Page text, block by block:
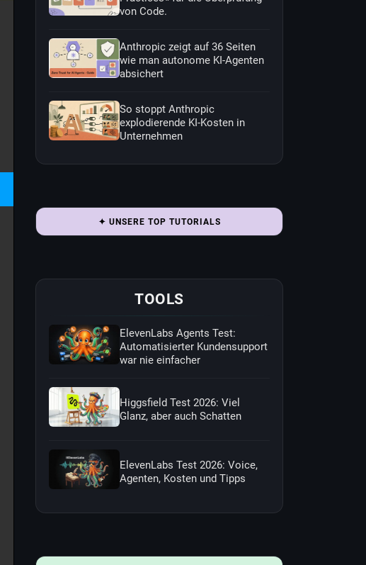
von Code.
Anthropic zeigt auf 36 Seiten
wie man autonome KI-Agenten
absichert
So stoppt Anthropic
explodierende KI-Kosten in
Unternehmen
✦ UNSERE TOP TUTORIALS
TOOLS
ElevenLabs Agents Test:
Automatisierter Kundensupport
war nie einfacher
Higgsfield Test 2026: Viel
Glanz, aber auch Schatten
ElevenLabs Test 2026: Voice,
Agenten, Kosten und Tipps